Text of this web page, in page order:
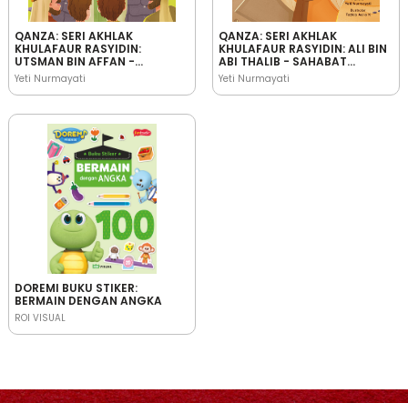
QANZA: SERI AKHLAK
KHULAFAUR RASYIDIN:
UTSMAN BIN AFFAN -
SAHABAT RASULULLAH YANG
PANDAI MENJAGA IFFAH
Yeti Nurmayati
QANZA: SERI AKHLAK
KHULAFAUR RASYIDIN: ALI BIN
ABI THALIB - SAHABAT
RASULULLAH YANG
PEMBERANI
Yeti Nurmayati
DOREMI BUKU STIKER:
BERMAIN DENGAN ANGKA
ROI VISUAL